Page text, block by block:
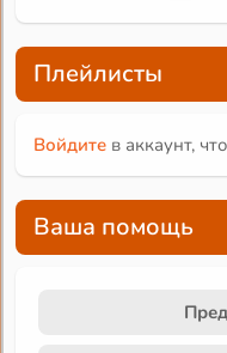
Плейлисты
Войдите в аккаунт,
Ваша помощь